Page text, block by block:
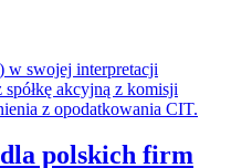
w swojej interpretacji
akcyjną z komisji
z opodatkowania CIT.
polskich firm